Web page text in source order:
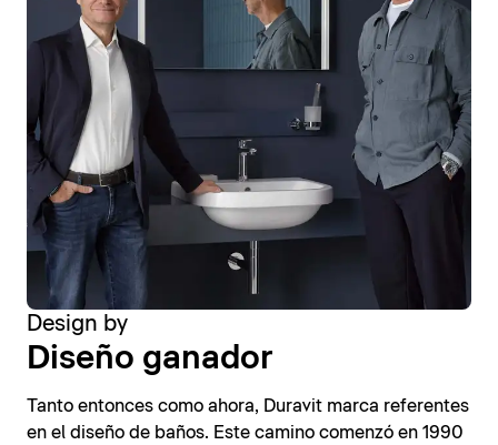
Design by
Diseño ganador
Tanto entonces como ahora, Duravit marca referentes
en el diseño de baños. Este camino comenzó en 1990